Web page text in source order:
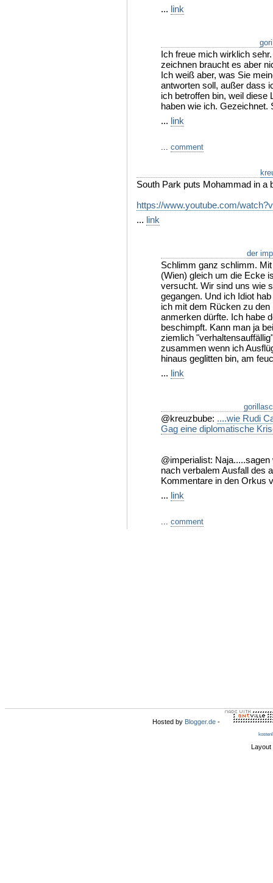
... link
Ich freue mich wirklich
zeichnen braucht es aber
Ich weiß aber, was Sie
antworten soll, außer dass
ich betroffen bin, weil diese
haben wie ich. Gezeichnet.
... link
... comment
South Park puts Mohammad in a
https://www.youtube.com/
... link
der
Schlimm ganz schlimm.
(Wien) gleich um die Ecke
versucht. Wir sind uns wie
gegangen. Und ich Idiot
ich mit dem Rücken zu
anmerken dürfte. Ich habe
beschimpft. Kann man ja
ziemlich
zusammen wenn ich
hinaus geglitten bin, am
... link
@kreuzbube: ....wie Rudi
Gag eine diplomatische
@imperialist:
nach verbalem Ausfall des
Kommentare in den Orkus
... link
... comment
Hosted by Blogger.de -